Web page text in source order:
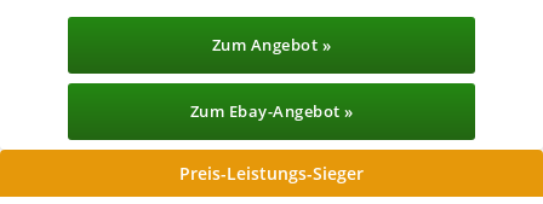
Zum Angebot »
Zum Ebay-Angebot »
Preis-Leistungs-Sieger